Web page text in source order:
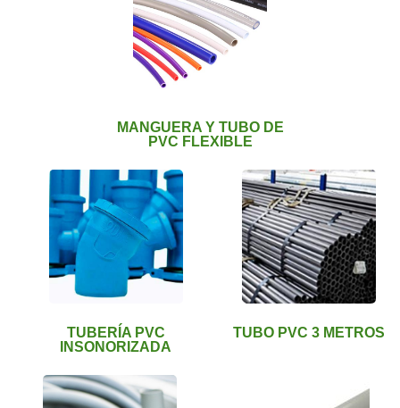
MANGUERA Y TUBO DE
PVC FLEXIBLE
TUBERÍA PVC
INSONORIZADA
TUBO PVC 3 METROS